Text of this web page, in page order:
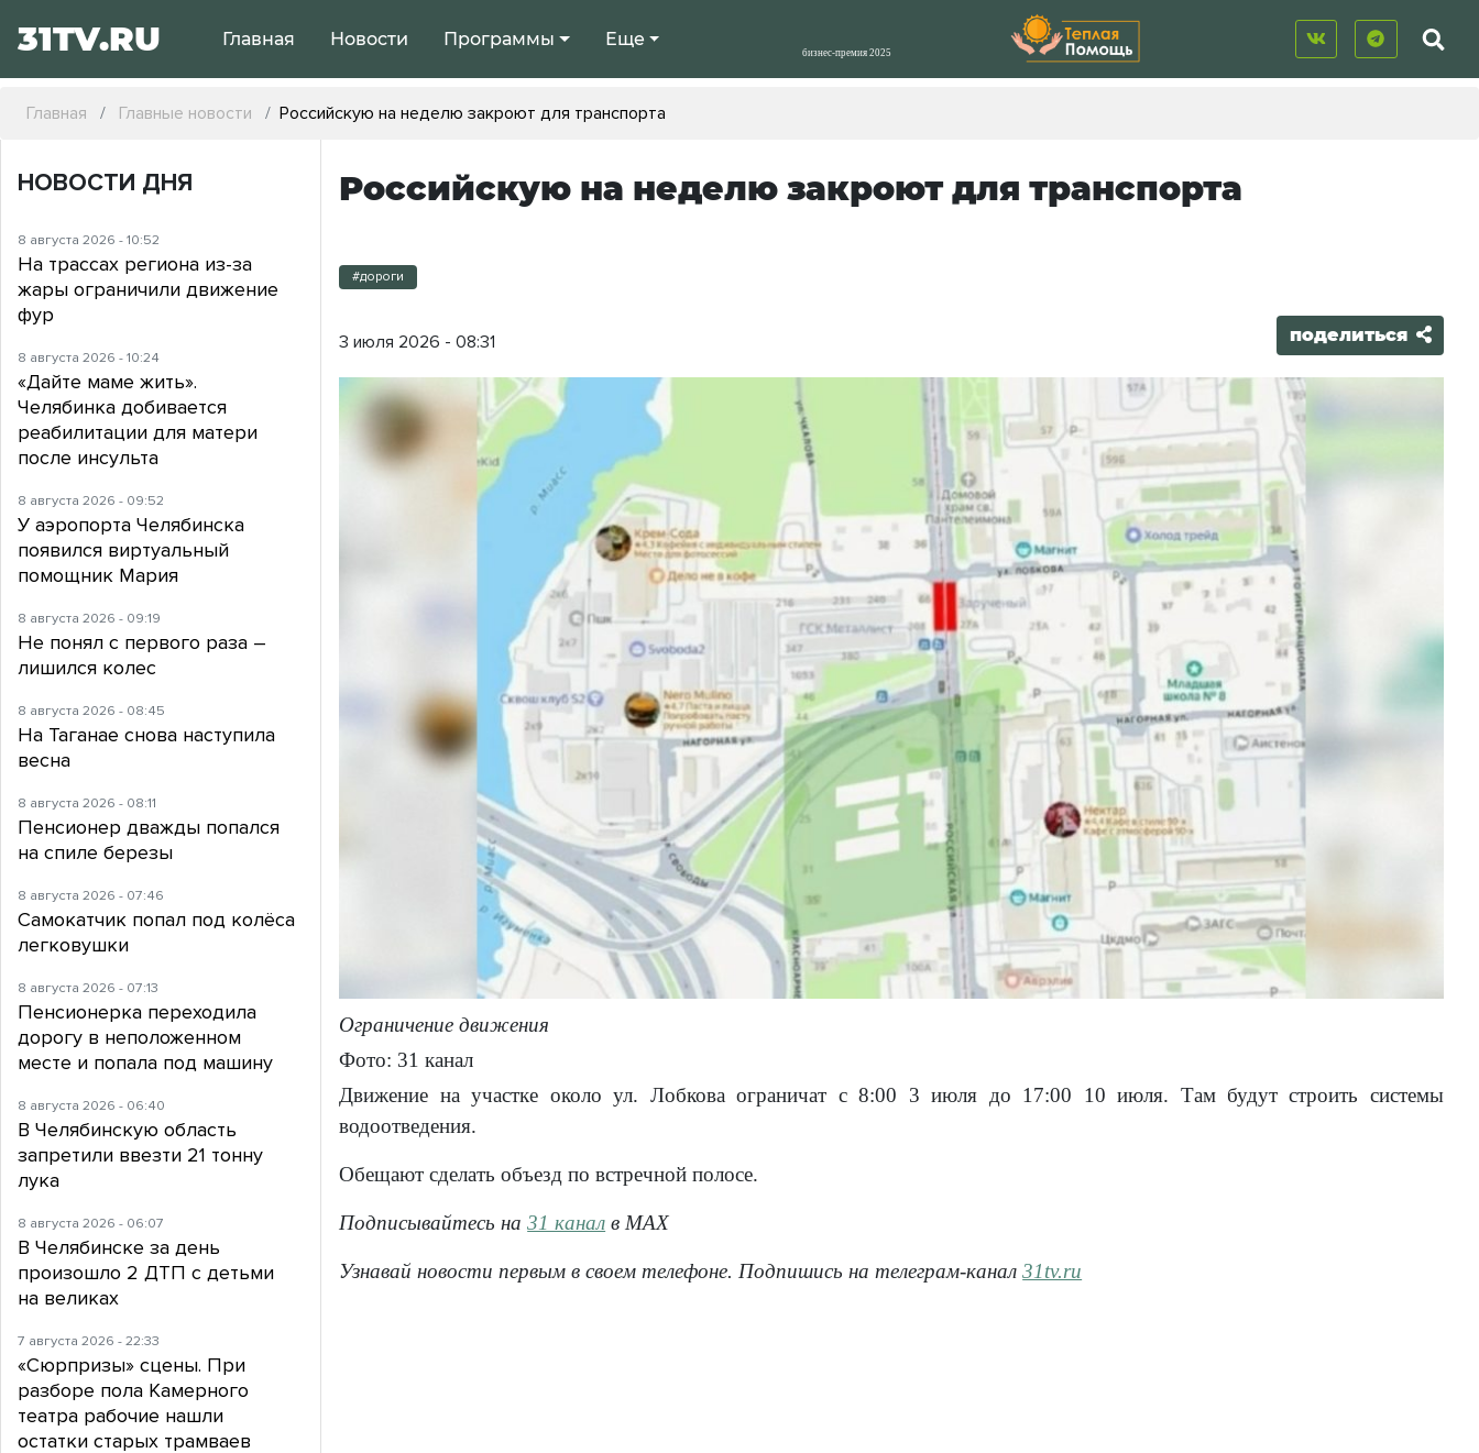
31TV.RU Главная Новости Программы Еще
Главная Главные новости Российскую на неделю закроют для транспорта
Российскую на неделю закроют для транспорта
#дороги
3 июля 2026 - 08:31 поделиться
Ограничение движения
Фото: 31 канал
Движение на участке около ул. Лобкова ограничат с 8:00 3 июля до 17:00 10 июля. Там будут строить системы
водоотведения.
Обещают сделать объезд по встречной полосе.
Подписывайтесь на31 канал в МАХ
Узнавай новости первым в своем телефоне. Подпишись на телеграм-канал31tv.ru
НОВОСТИ ДНЯ
8 августа 2026 - 10:52
На трассах региона из-за
жары ограничили движение
фур
8 августа 2026 - 10:24
«Дайте маме жить».
Челябинка добивается
реабилитации для матери
после инсульта
8 августа 2026 - 09:52
У аэропорта Челябинска
появился виртуальный
помощник Мария
8 августа 2026 - 09:19
Не понял с первого раза –
лишился колес
8 августа 2026 - 08:45
На Таганае снова наступила
весна
8 августа 2026 - 08:11
Пенсионер дважды попался
на спиле березы
8 августа 2026 - 07:46
Самокатчик попал под колёса
легковушки
8 августа 2026 - 07:13
Пенсионерка переходила
дорогу в неположенном
месте и попала под машину
8 августа 2026 - 06:40
В Челябинскую область
запретили ввезти 21 тонну
лука
8 августа 2026 - 06:07
В Челябинске за день
произошло 2 ДТП с детьми
на великах
7 августа 2026 - 22:33
«Сюрпризы» сцены. При
разборе пола Камерного
театра рабочие нашли
остатки старых трамваев